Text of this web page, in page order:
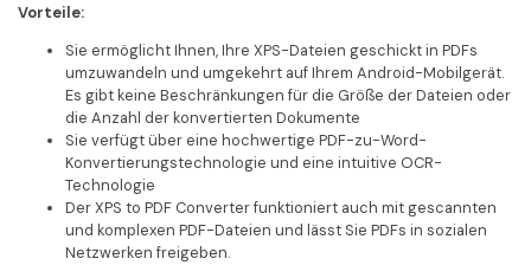
Vorteile:
Sie ermöglicht Ihnen, Ihre XPS-Dateien geschickt in PDFs
umzuwandeln und umgekehrt auf Ihrem Android-Mobilgerät.
Es gibt keine Beschränkungen für die Größe der Dateien oder
die Anzahl der konvertierten Dokumente
Sie verfügt über eine hochwertige PDF-zu-Word-
Konvertierungstechnologie und eine intuitive OCR-
Technologie
Der XPS to PDF Converter funktioniert auch mit gescannten
und komplexen PDF-Dateien und lässt Sie PDFs in sozialen
Netzwerken freigeben.